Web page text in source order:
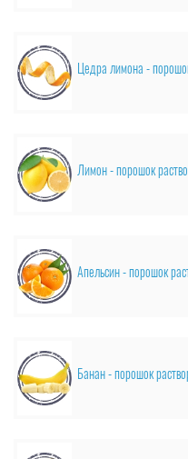
Цедра лимона -
Лимон - порошок
Апельсин - порошок
Банан - порошок